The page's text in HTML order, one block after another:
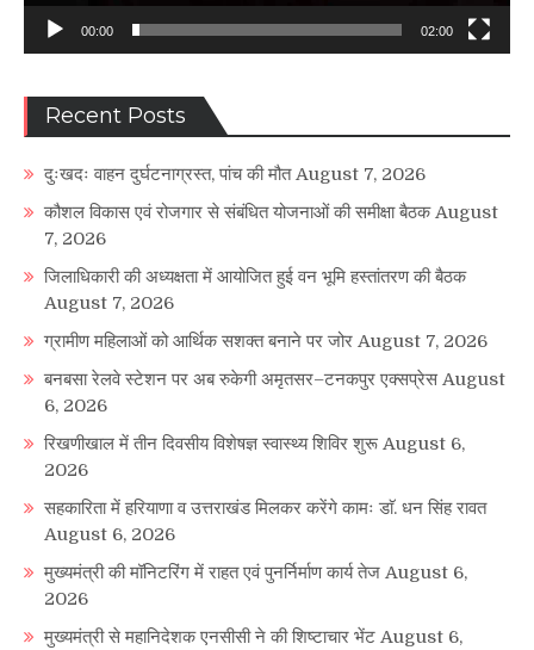
00:00 02:00
Recent Posts
दुःखदः वाहन दुर्घटनाग्रस्त, पांच की मौत August 7, 2026
कौशल विकास एवं रोजगार से संबंधित योजनाओं की समीक्षा बैठक August
7, 2026
जिलाधिकारी की अध्यक्षता में आयोजित हुई वन भूमि हस्तांतरण की बैठक
August 7, 2026
ग्रामीण महिलाओं को आर्थिक सशक्त बनाने पर जोर August 7, 2026
बनबसा रेलवे स्टेशन पर अब रुकेगी अमृतसर–टनकपुर एक्सप्रेस August
6, 2026
रिखणीखाल में तीन दिवसीय विशेषज्ञ स्वास्थ्य शिविर शुरू August 6,
2026
सहकारिता में हरियाणा व उत्तराखंड मिलकर करेंगे कामः डाॅ. धन सिंह रावत
August 6, 2026
मुख्यमंत्री की मॉनिटरिंग में राहत एवं पुनर्निर्माण कार्य तेज August 6,
2026
मुख्यमंत्री से महानिदेशक एनसीसी ने की शिष्टाचार भेंट August 6,